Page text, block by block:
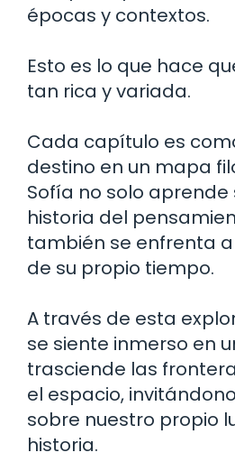
épocas y contextos.
Esto es lo que hace
tan rica y variada.
Cada capítulo es
destino en un mapa
Sofía no solo aprende
historia del
también se enfrenta
de su propio tiempo.
A través de esta
se siente inmerso en
trasciende las
el espacio,
sobre nuestro propio
historia.